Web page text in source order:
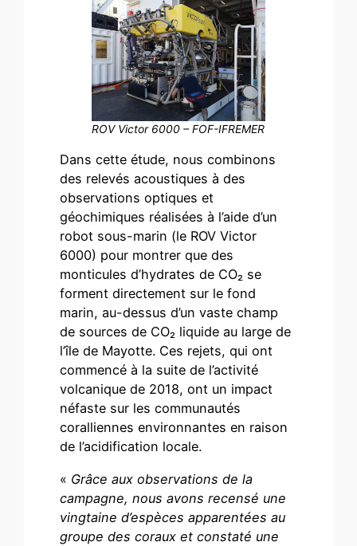
ROV Victor 6000 – FOF-IFREMER
Dans cette étude, nous combinons
des relevés acoustiques à des
observations optiques et
géochimiques réalisées à l’aide d’un
robot sous-marin (le ROV Victor
6000) pour montrer que des
monticules d’hydrates de CO₂ se
forment directement sur le fond
marin, au-dessus d’un vaste champ
de sources de CO₂ liquide au large de
l’île de Mayotte. Ces rejets, qui ont
commencé à la suite de l’activité
volcanique de 2018, ont un impact
néfaste sur les communautés
coralliennes environnantes en raison
de l’acidification locale.
« Grâce aux observations de la
campagne, nous avons recensé une
vingtaine d’espèces apparentées au
groupe des coraux et constaté une